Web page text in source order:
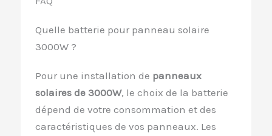
Quelle batterie pour panneau solaire
3000W ?
Pour une installation de panneaux
solaires de 3000W, le choix de la batterie
dépend de votre consommation et des
caractéristiques de vos panneaux. Les